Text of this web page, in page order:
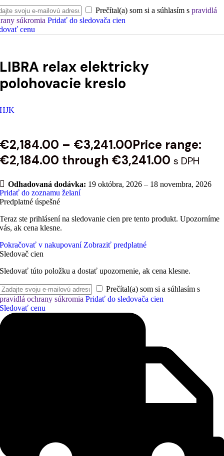
Prečítal(a) som si a súhlasím s pravidlá
súkromia Pridať do sledovača cien
cenu
LIBRA relax elektricky
polohovacie kreslo
HJK
€2,184.00 – €3,241.00Price range:
€2,184.00 through €3,241.00 s DPH
Odhadovaná dodávka: 19 októbra, 2026 – 18 novembra, 2026
Pridať do zoznamu želaní
Predplatné úspešné
Teraz ste prihlásení na sledovanie cien pre tento produkt. Upozorníme
vás, ak cena klesne.
Pokračovať v nakupovaní Zobraziť predplatné
Sledovač cien
Sledovať túto položku a dostať upozornenie, ak cena klesne.
Prečítal(a) som si a súhlasím s
pravidlá ochrany súkromia Pridať do sledovača cien
Sledovať cenu